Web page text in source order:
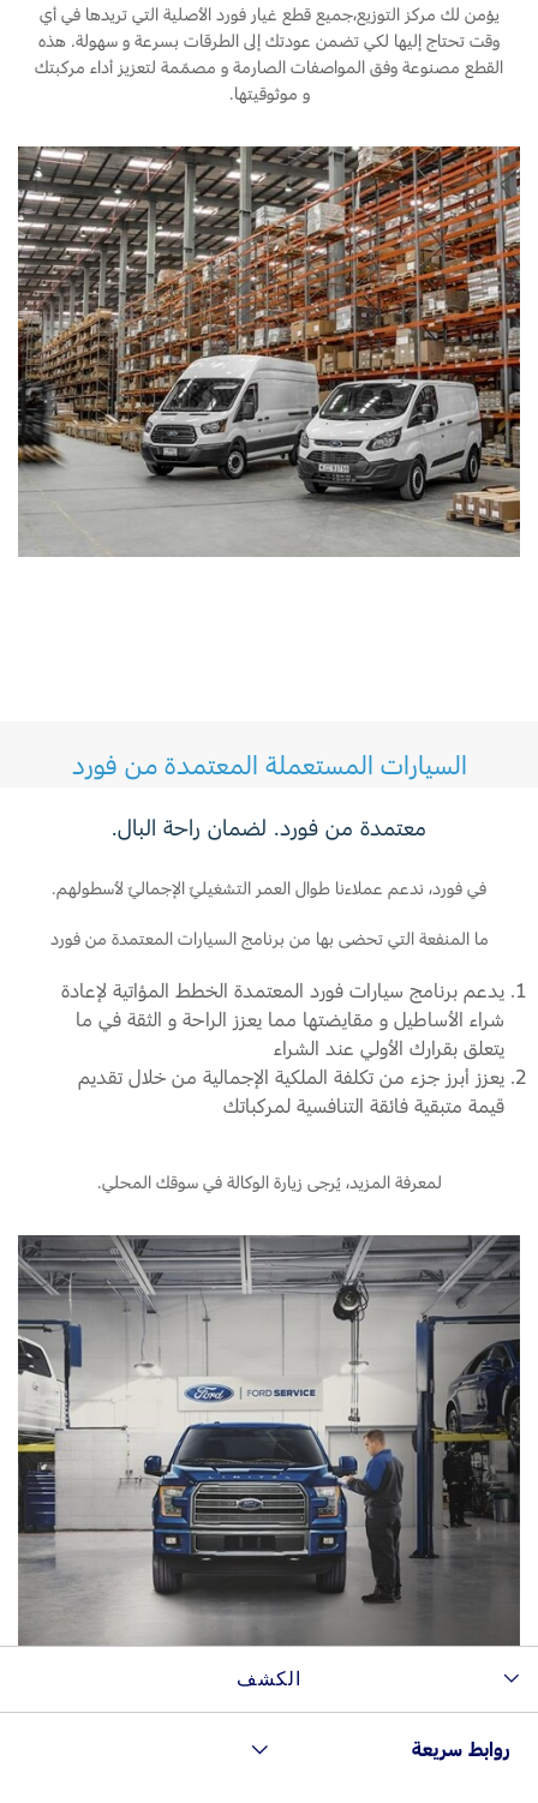
مروحة الرادياتير (قابض أو محرّك)
مانعات التسرب و الحشوات
منظّمات الحرارة (الترموستات)
قالب منظّم الحرارة
غطاء سلسلة التوقيت
سلسة التوقيت (تروس أو سير)
وحدة الشحن التوربينيّ/الشحن الفائق (مثبّتة في المصنع)
أغطية الصمامات
مضخة الماء
جميع القطع الداخلية المشحمة
محاور و حمالات التحرير
مانعات التسرب و الحشوات
محوّل عزم الدوران
علبة النقل (بما في ذلك جميع القطع الداخلية)
علبة ناقل الحركة
روابط ناقل الحركة
محور دفع العجلات الخلفية/الأمامية
جذع المحور
محامل العجلات (الأمامية و الخلفية)
عمود الإدارة
محاور العجلات، الأمامية القابلة للإقفال آلياً (نظام الدفع
يؤمن لك مركز التوزيع،جميع قطع غيار فورد الأصلية التي تريدها في أي
وقت تحتاج إليها لكي تضمن عودتك إلى الطرقات بسرعة و سهولة. هذه
القطع مصنوعة وفق المواصفات الصارمة و مصمّمة لتعزيز أداء مركبتك
و موثوقيتها.
السيارات المستعملة المعتمدة من فورد
معتمدة من فورد. لضمان راحة البال.
في فورد، ندعم عملاءنا طوال العمر التشغيليّ الإجماليّ لأسطولهم.
ما المنفعة التي تحضى بها من برنامج السيارات المعتمدة من فورد
يدعم برنامج سيارات فورد المعتمدة الخطط المؤاتية لإعادة
شراء الأساطيل و مقايضتها مما يعزز الراحة و الثقة في ما
يتعلق بقرارك الأولي عند الشراء
يعزز أبرز جزء من تكلفة الملكية الإجمالية من خلال تقديم
قيمة متبقية فائقة التنافسية لمركباتك
لمعرفة المزيد، يُرجى زيارة الوكالة في سوقك المحلي.
الكشف
روابط سريعة